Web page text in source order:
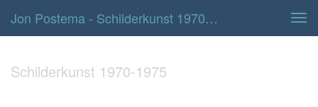
Jon Postema - Schilderkunst 1970-1975
Schilderkunst 1970-1975